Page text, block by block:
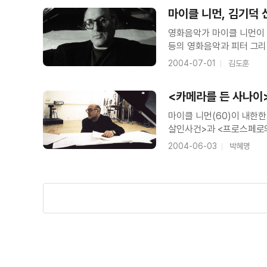
＜리버틴＞
＜두 번째 사랑＞베라 파미가 코믹 표
마이클 니먼, 김기덕
영화음악가 마이클 니먼
등의 영화음악과 피터 그
<카메라를 든 사나이> 공
2004-07-01 김도훈
<카메라를 든 사나
마이클 니먼(60)이 내한
살인사건>과 <프로스페
베르토프의 무성다큐멘터
2004-06-03 박혜명